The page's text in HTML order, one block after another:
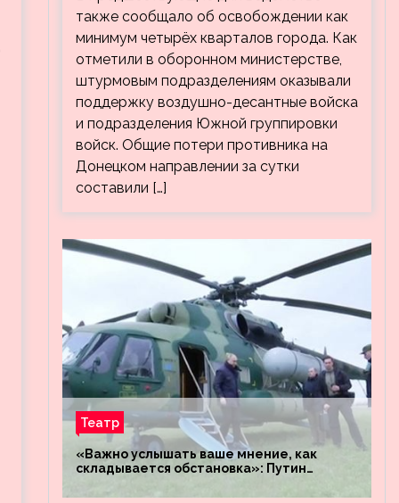
также сообщало об освобождении как
минимум четырёх кварталов города. Как
отметили в оборонном министерстве,
штурмовым подразделениям оказывали
поддержку воздушно-десантные войска
и подразделения Южной группировки
войск. Общие потери противника на
Донецком направлении за сутки
составили […]
Театр
«Важно услышать ваше мнение, как
складывается обстановка»: Путин
«Днепр» и «Восток»